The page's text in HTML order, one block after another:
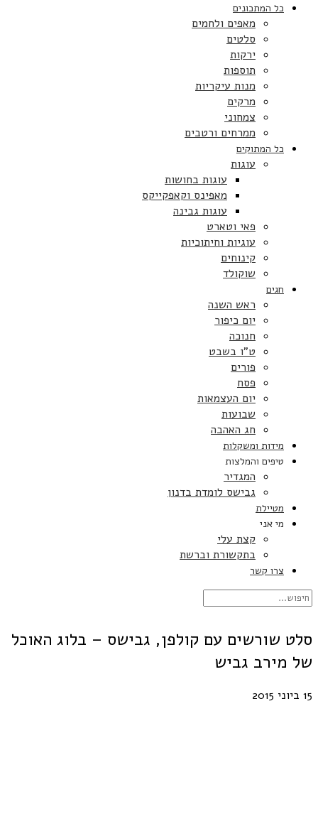
כל המתכונים
מאפים ולחמים
סלטים
ירקות
תוספות
מנות עיקריות
מרקים
צמחוני
ממרחים ורטבים
כל המתוקים
עוגות
עוגות בחושות
מאפינס וקאפקייקס
עוגות גבינה
פאי וטארט
עוגיות וחיתוכיות
קינוחים
שוקולד
חגים
ראש השנה
יום כיפור
חנוכה
ט”ו בשבט
פורים
פסח
יום העצמאות
שבועות
חג האהבה
מידות ומשקלות
טיפים והמלצות
המגדיר
גבישס לומדת בדנון
מטיילת
מי אני
קצת עלי
בתקשורת וברשת
צרו קשר
סלט שורשים עם קולפן, גבישס – בלוג האוכל
של מירב גביש
15 ביוני 2015